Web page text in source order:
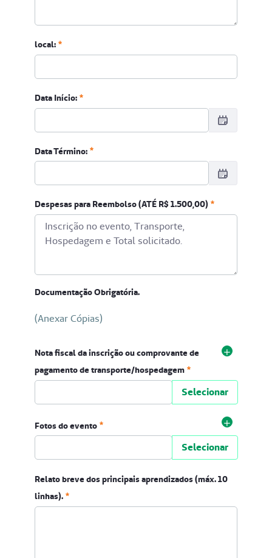
local:
Data Início:
Obrigatório
Data Término:
Obrigatório
Despesas para Reembolso (ATÉ R$ 1.500,00)
Documentação Obrigatória.
(Anexar Cópias)
<p>(Anexar Cópias)</p>
Nota fiscal da inscrição ou comprovante de
pagamento de transporte/hospedagem
Selecionar
Nota fiscal da inscrição ou comprovante de
Obrigatório
Fotos do evento
Selecionar
Obrigatório
Relato breve dos principais aprendizados (máx. 10
linhas).